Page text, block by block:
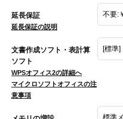
延長保証
延長保証の説明
文書作成ソフト・表計算
ソフト
WPSオフィス2の詳細へ
マイクロソフトオフィスの注
意事項